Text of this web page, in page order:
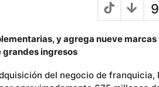
y agrega nueve marcas
ingresos
del negocio de franquicia,